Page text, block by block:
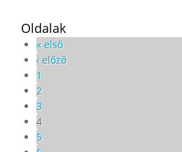
Oldalak
« első
‹ előző
1
2
3
4
5